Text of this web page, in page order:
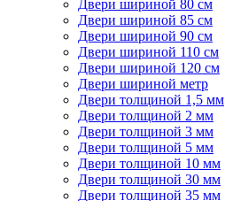
Двери шириной 80 см
Двери шириной 85 см
Двери шириной 90 см
Двери шириной 110 см
Двери шириной 120 см
Двери шириной метр
Двери толщиной 1,5 мм
Двери толщиной 2 мм
Двери толщиной 3 мм
Двери толщиной 5 мм
Двери толщиной 10 мм
Двери толщиной 30 мм
Двери толщиной 35 мм